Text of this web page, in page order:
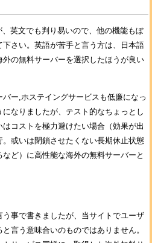
英文でも判り易いので、他の機能もぼ
さい。英語が苦手と言う方は、日本語
の無料サーバーを選択したほうが良い
ー,ホステイングサービスも低廉になっ
なりましたが、テスト的なちょっとし
コストを極力避けたい場合（効果が出
或いは閉鎖させたくない長期休止状態
ど）に高性能な海外の無料サーバーと
事で書きましたが、当サイトでユーザ
言う意味合いのものではありません。